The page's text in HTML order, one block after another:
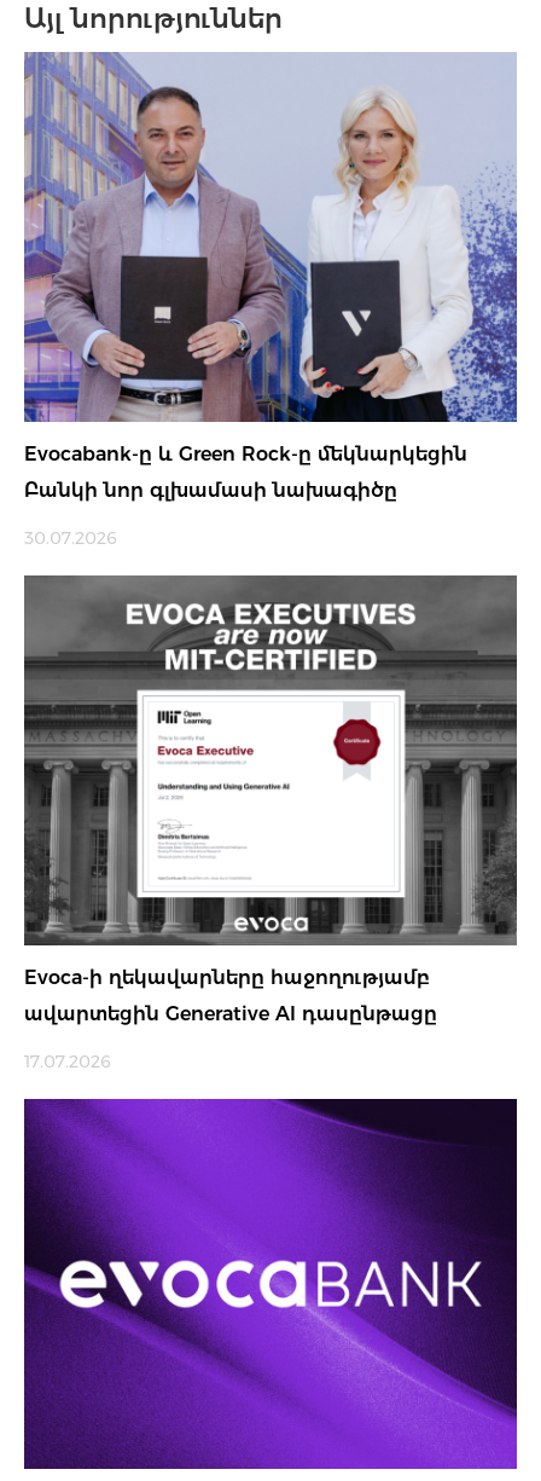
Այլ նորություններ
Evocabank-ը և Green Rock-ը մեկնարկեցին
Բանկի նոր գլխամասի նախագիծը
30.07.2026
Evoca-ի ղեկավարները հաջողությամբ
ավարտեցին Generative AI դասընթացը
17.07.2026